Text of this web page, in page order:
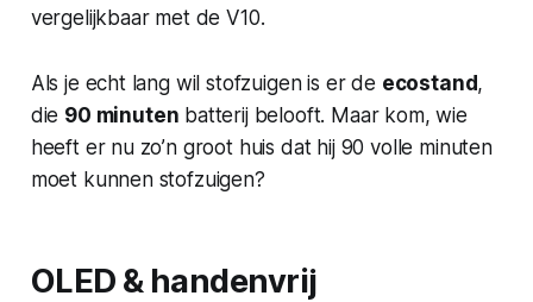
vergelijkbaar met de V10.
Als je echt lang wil stofzuigen is er de ecostand,
die 90 minuten batterij belooft. Maar kom, wie
heeft er nu zo’n groot huis dat hij 90 volle minuten
moet kunnen stofzuigen?
OLED & handenvrij